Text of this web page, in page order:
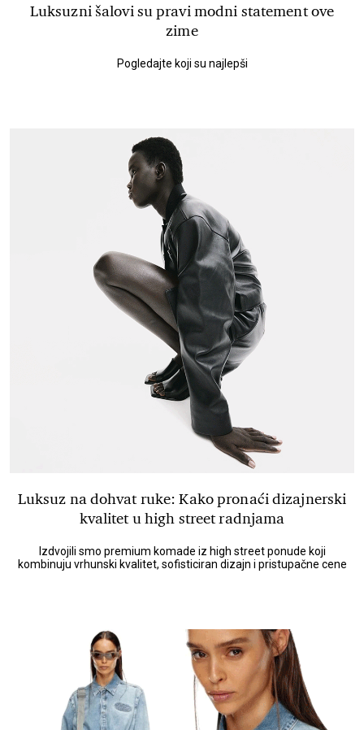
Luksuzni šalovi su pravi modni statement ove
zime
Pogledajte koji su najlepši
Luksuz na dohvat ruke: Kako pronaći dizajnerski
kvalitet u high street radnjama
Izdvojili smo premium komade iz high street ponude koji
kombinuju vrhunski kvalitet, sofisticiran dizajn i pristupačne cene